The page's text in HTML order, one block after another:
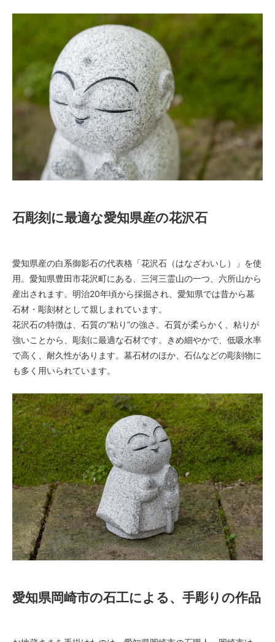
石彫刻に最適な愛知県産の花沢石
愛知県産の白系御影石の代表格「花沢石（はなざわいし）」を使
用。愛知県豊田市花沢町にある、三河三霊山の一つ、六所山から
産出されます。明治20年頃から採掘され、愛知県では昔から墓
石材・彫刻材として親しまれています。
花沢石の特徴は、石質の“粘り”の強さ。石質が柔らかく、粘りが
強いことから、彫刻に最適な石材です。きめ細やかで、低吸水率
で高く、耐久性があります。墓石材のほか、石仏などの彫刻物に
も多く用いられています。
愛知県岡崎市の石工による、手彫りの作品